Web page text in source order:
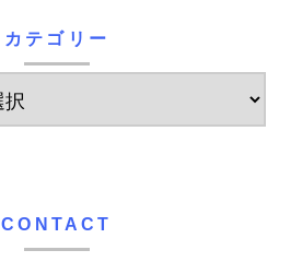
カテゴリー
CONTACT